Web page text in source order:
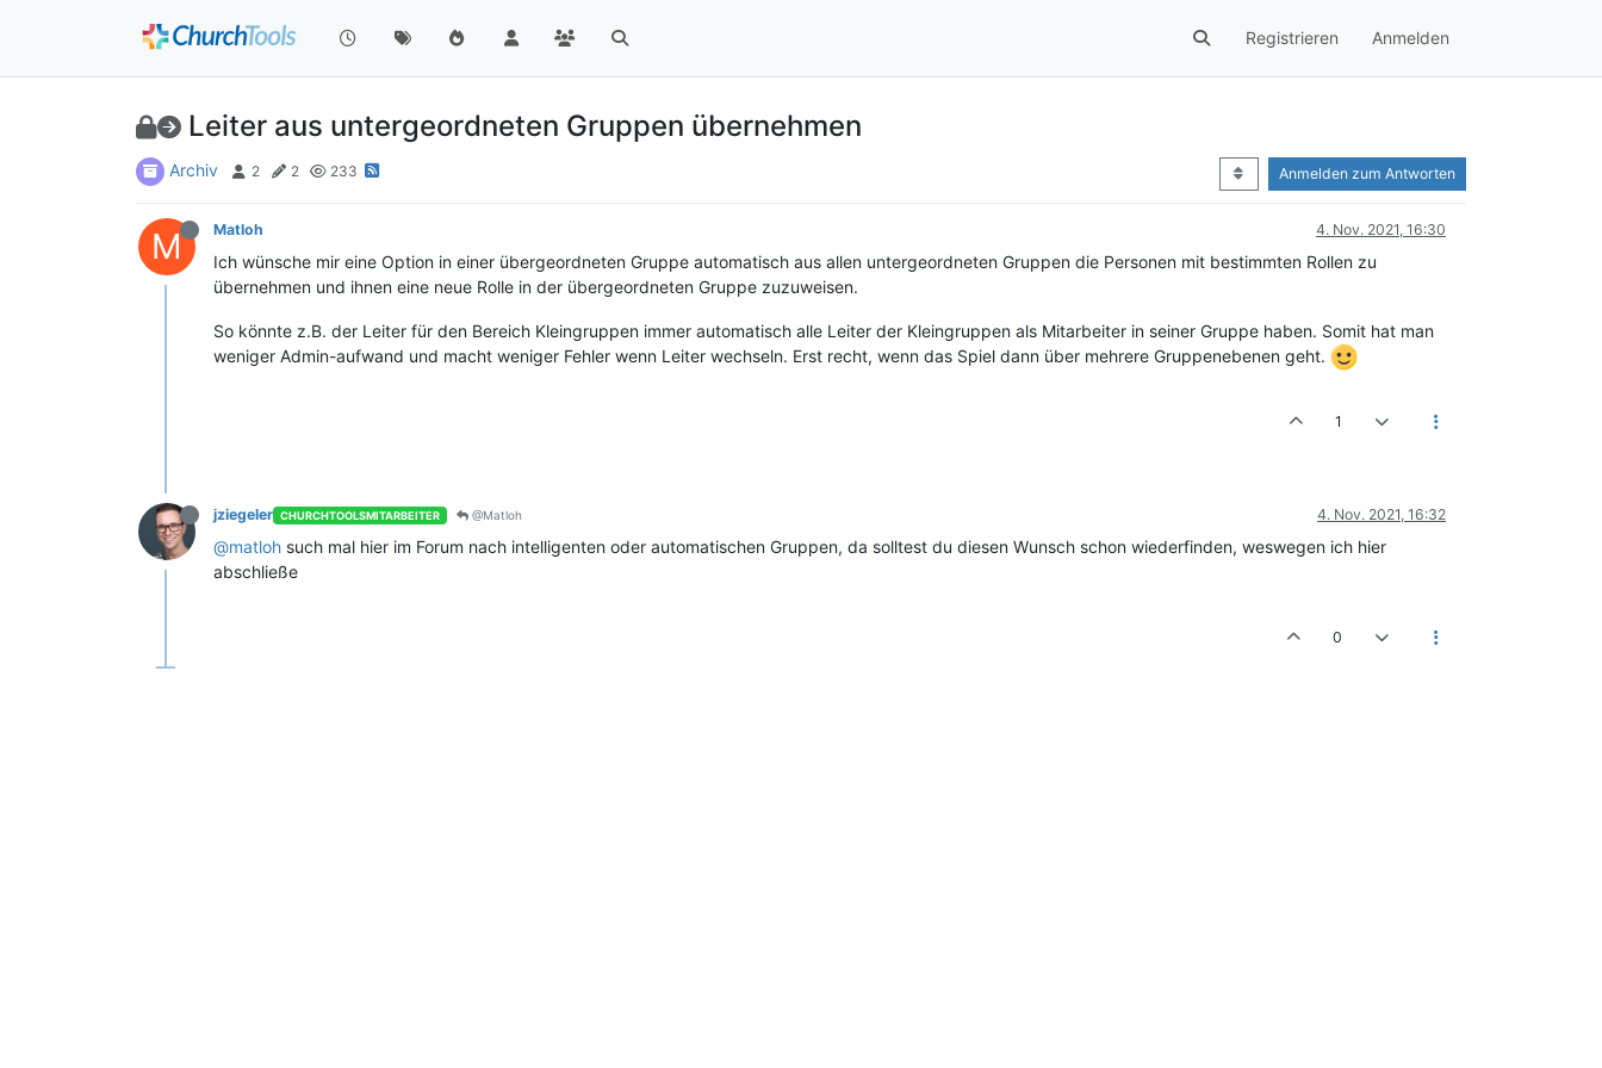
Registrieren Anmelden
Leiter aus untergeordneten Gruppen übernehmen
Archiv 2 2 233 Anmelden zum Antworten
M Matloh 4. Nov. 2021, 16:30
Ich wünsche mir eine Option in einer übergeordneten Gruppe automatisch aus allen untergeordneten Gruppen die Personen mit bestimmten Rollen zu
übernehmen und ihnen eine neue Rolle in der übergeordneten Gruppe zuzuweisen.
So könnte z.B. der Leiter für den Bereich Kleingruppen immer automatisch alle Leiter der Kleingruppen als Mitarbeiter in seiner Gruppe haben. Somit hat man
weniger Admin-aufwand und macht weniger Fehler wenn Leiter wechseln. Erst recht, wenn das Spiel dann über mehrere Gruppenebenen geht.
1
jziegeler CHURCHTOOLSMITARBEITER @Matloh 4. Nov. 2021, 16:32
@matloh such mal hier im Forum nach intelligenten oder automatischen Gruppen, da solltest du diesen Wunsch schon wiederfinden, weswegen ich hier
abschließe
0